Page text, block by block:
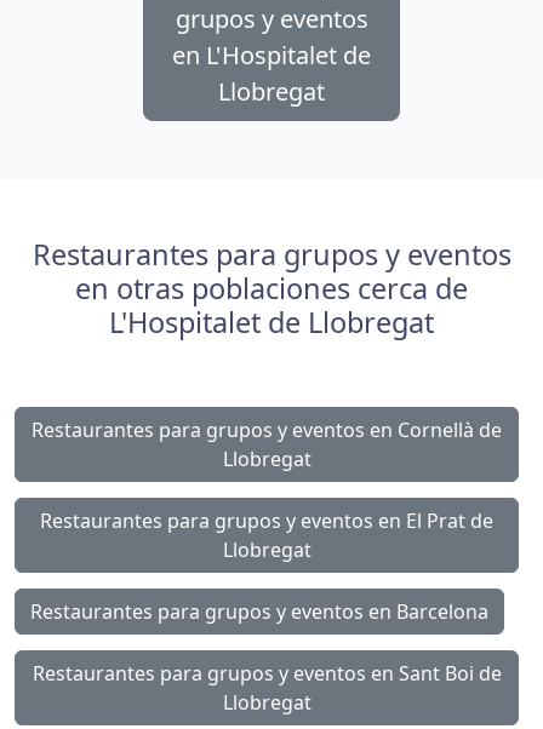
grupos y eventos
en L'Hospitalet de
Llobregat
Restaurantes para grupos y eventos
en otras poblaciones cerca de
L'Hospitalet de Llobregat
Restaurantes para grupos y eventos en Cornellà de
Llobregat
Restaurantes para grupos y eventos en El Prat de
Llobregat
Restaurantes para grupos y eventos en Barcelona
Restaurantes para grupos y eventos en Sant Boi de
Llobregat